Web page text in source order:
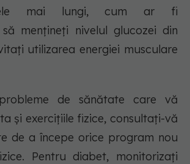
mai lungi, cum ar fi
să mențineți nivelul glucozei din
utilizarea energiei musculare
de sănătate care vă
și exercițiile fizice, consultați-vă
de a începe orice program nou
Pentru diabet, monitorizați